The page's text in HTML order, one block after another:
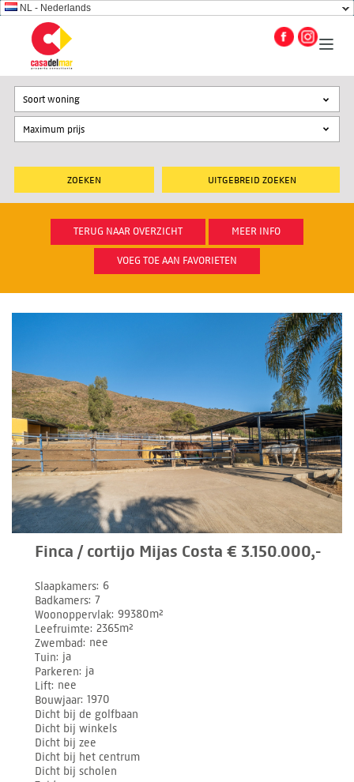
NL - Nederlands
UITGEBREID ZOEKEN
Soort woning
TERUG NAAR OVERZICHT MEER INFO
VOEG TOE AAN FAVORIETEN
Finca / cortijo Mijas Costa € 3.150.000,-
Slaapkamers 6
Badkamers 7
Woonoppervlak 99380m²
Leefruimte 2365m²
Zwembad nee
Tuin ja
Parkeren ja
Lift nee
Bouwjaar 1970
Dicht bij de golfbaan
Dicht bij winkels
Dicht bij zee
Dicht bij het centrum
Dicht bij scholen